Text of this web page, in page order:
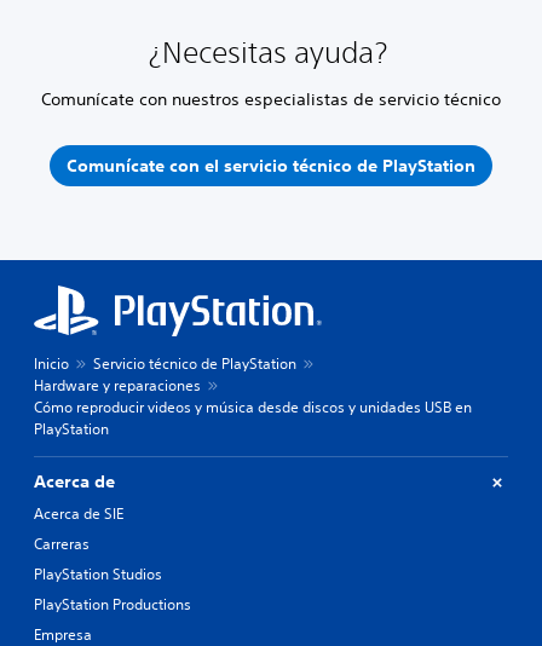
¿Necesitas ayuda?
Comunícate con nuestros especialistas de servicio técnico
Comunícate con el servicio técnico de PlayStation
Inicio
Servicio técnico de PlayStation
Hardware y reparaciones
Cómo reproducir videos y música desde discos y unidades USB en
PlayStation
Acerca de
Acerca de SIE
Carreras
PlayStation Studios
PlayStation Productions
Empresa